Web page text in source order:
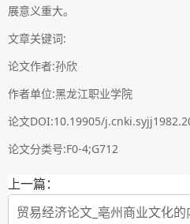
展意义重大。
文章关键词:
论文作者:孙欣
作者单位:黑龙江职业学院
论文DOI:10.19905/
论文分类号:F0-4;G712
上一篇：
贸易经济论文_亳州商业文化